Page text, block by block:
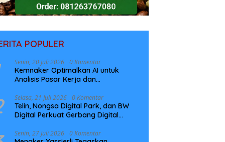
POPULER
Senin, 20 Juli 2026 0 Komentar
Kemnaker Optimalkan AI untuk
Analisis Pasar Kerja dan
Selasa, 21 Juli 2026 0 Komentar
Telin, Nongsa Digital Park, dan BW
Digital Perkuat Gerbang Digital
NCC
Senin, 27 Juli 2026 0 Komentar